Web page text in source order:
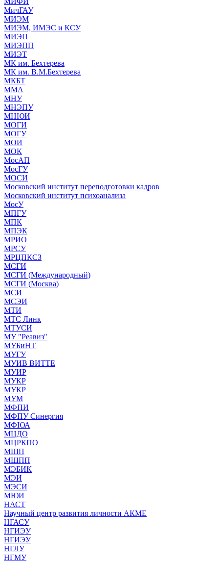
МичГАУ
МИЭМ
МИЭМ, ИМЭС и КСУ
МИЭП
МИЭПП
МИЭТ
МК им. Бехтерева
МК им. В.М.Бехтерева
МКБТ
ММА
МНУ
МНЭПУ
МНЮИ
МОГИ
МОГУ
МОИ
МОК
МосАП
МосГУ
МОСИ
Московский институт переподготовки кадров
Московский институт психоанализа
МосУ
МПГУ
МПК
МПЭК
МРИО
МРСУ
МРЦПКСЗ
МСГИ
МСГИ (Международный)
МСГИ (Москва)
МСИ
МСЭИ
МТИ
МТС Линк
МТУСИ
МУ "Реавиз"
МУБиНТ
МУГУ
МУИВ ВИТТЕ
МУИР
МУКР
МУКР
МУМ
МФПИ
МФПУ Синергия
МФЮА
МЦДО
МЦРКПО
МШП
МШПП
МЭБИК
МЭИ
МЭСИ
МЮИ
НАСТ
Научный центр развития личности АКМЕ
НГАСУ
НГИЭУ
НГИЭУ
НГЛУ
НГМУ